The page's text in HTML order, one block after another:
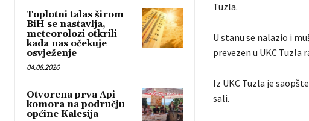
Toplotni talas širom
BiH se nastavlja,
meteorolozi otkrili
kada nas očekuje
osvježenje
04.08.2026
Otvorena prva Api
komora na području
općine Kalesija
Tuzla.
U stanu se nalazio i
prevezen u UKC Tuzla
Iz UKC Tuzla je
sali.